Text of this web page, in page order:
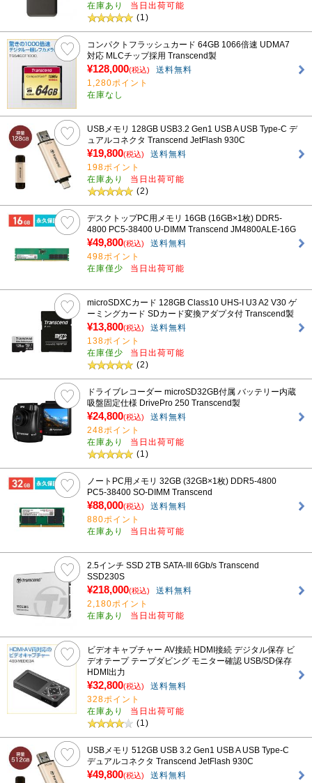
在庫あり
当日出荷可能
(1)
コンパクトフラッシュカード 64GB 1066倍速 UDMA7
対応 MLCチップ採用 Transcend製
¥128,000(税込)
送料無料
1,280ポイント
在庫なし
USBメモリ 128GB USB3.2 Gen1 USB A USB Type-C デ
ュアルコネクタ Transcend JetFlash 930C
¥19,800(税込)
送料無料
198ポイント
在庫あり
当日出荷可能
(2)
デスクトップPC用メモリ 16GB (16GB×1枚) DDR5-
4800 PC5-38400 U-DIMM Transcend JM4800ALE-16G
¥49,800(税込)
送料無料
498ポイント
在庫僅少
当日出荷可能
microSDXCカード 128GB Class10 UHS-I U3 A2 V30 ゲ
ーミングカード SDカード変換アダプタ付 Transcend製
¥13,800(税込)
送料無料
138ポイント
在庫僅少
当日出荷可能
(2)
ドライブレコーダー microSD32GB付属 バッテリー内蔵
吸盤固定仕様 DrivePro 250 Transcend製
¥24,800(税込)
送料無料
248ポイント
在庫あり
当日出荷可能
(1)
ノートPC用メモリ 32GB (32GB×1枚) DDR5-4800
PC5-38400 SO-DIMM Transcend
¥88,000(税込)
送料無料
880ポイント
在庫あり
当日出荷可能
2.5インチ SSD 2TB SATA-III 6Gb/s Transcend
SSD230S
¥218,000(税込)
送料無料
2,180ポイント
在庫あり
当日出荷可能
ビデオキャプチャー AV接続 HDMI接続 デジタル保存 ビ
デオテープ テープダビング モニター確認 USB/SD保存
HDMI出力
¥32,800(税込)
送料無料
328ポイント
在庫あり
当日出荷可能
(1)
USBメモリ 512GB USB 3.2 Gen1 USB A USB Type-C
デュアルコネクタ Transcend JetFlash 930C
¥49,800(税込)
送料無料